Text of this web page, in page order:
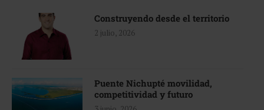
Construyendo desde el territorio
2 julio, 2026
Puente Nichupté movilidad,
competitividad y futuro